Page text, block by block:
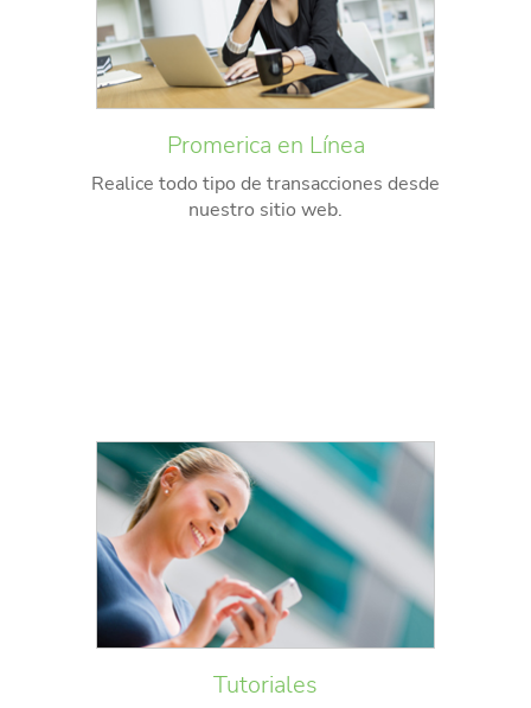
Promerica en Línea
Realice todo tipo de transacciones desde
nuestro sitio web.
Tutoriales